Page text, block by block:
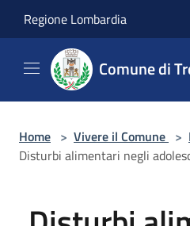
Regione Lombardia
Comune di
Home > Vivere il Comune >
Disturbi alimentari negli